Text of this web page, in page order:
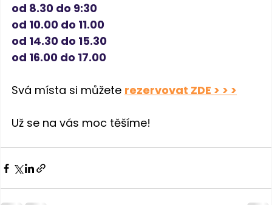
od 8.30 do 9:30
od 10.00 do 11.00
od 14.30 do 15.30
od 16.00 do 17.00
Svá místa si můžete rezervovat ZDE > > >
Už se na vás moc těšíme!